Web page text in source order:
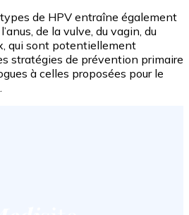
de HPV entraîne également
de la vulve, du vagin, du
qui sont potentiellement
stratégies de prévention primaire
à celles proposées pour le